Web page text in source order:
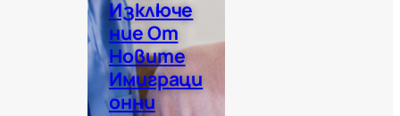
Изключе
Ние От
Новите
Имиграци
Онни